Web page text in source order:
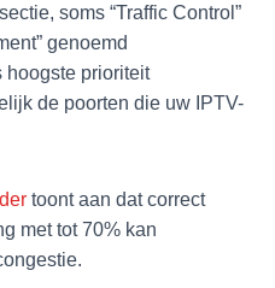
soms “Traffic Control”
genoemd
hoogste prioriteit
de poorten die uw IPTV-
toont aan dat correct
met tot 70% kan